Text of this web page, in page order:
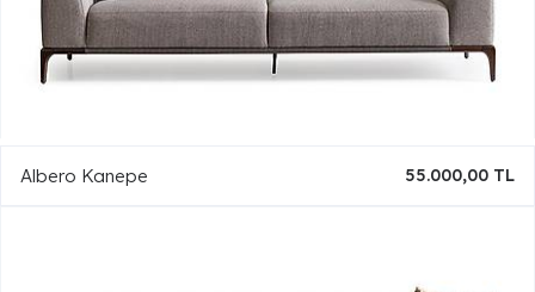
Albero Kanepe 55.000,00 TL